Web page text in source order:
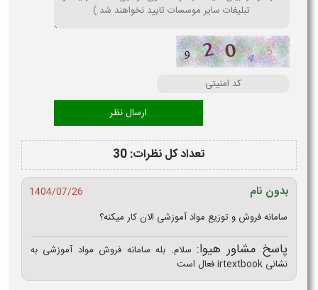
تعداد کل نظرات: 30
بدون نام
1404/07/26
سامانه فروش و توزیع مواد آموزشی الان کار میکنه؟
پاسخ مشاور هیوا: سلام. بله سامانه فروش مواد آموزشی به
نشانی irtextbook فعال است